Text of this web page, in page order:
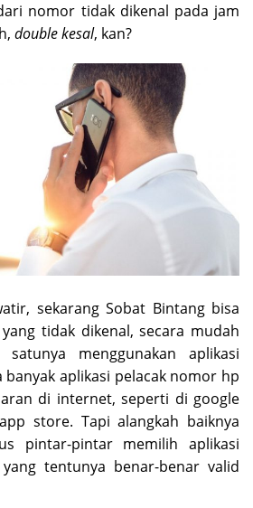
nomor tidak dikenal pada jam
double kesal, kan?
sekarang Sobat Bintang bisa
tidak dikenal, secara mudah
menggunakan aplikasi
banyak aplikasi pelacak nomor hp
di internet, seperti di google
store. Tapi alangkah baiknya
pintar-pintar memilih aplikasi
tentunya benar-benar valid